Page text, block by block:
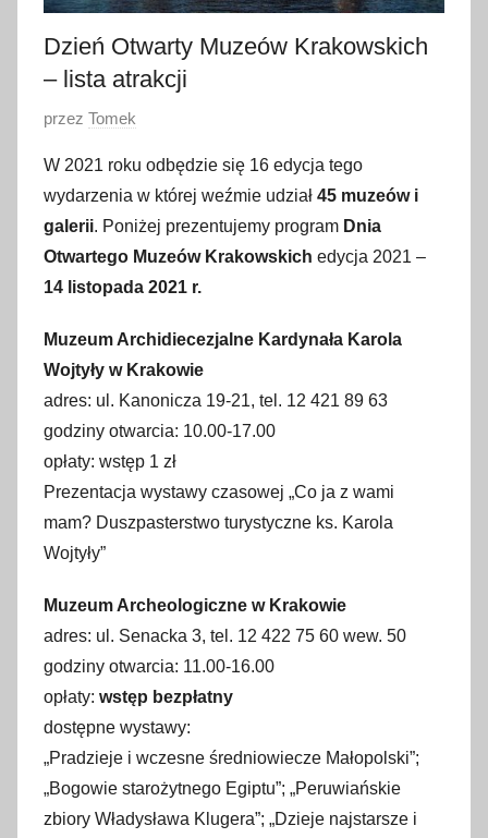
Dzień Otwarty Muzeów Krakowskich
– lista atrakcji
O
u
b
l
i
k
w
a
n
o
1
4
l
i
t
o
2
0
2
przez Tomek
W 2021 roku odbędzie się 16 edycja tego
wydarzenia w której weźmie udział 45 muzeów i
galerii. Poniżej prezentujemy program Dnia
Otwartego Muzeów Krakowskich edycja 2021 –
14 listopada 2021 r.
Muzeum Archidiecezjalne Kardynała Karola
Wojtyły w Krakowie
adres: ul. Kanonicza 19-21, tel. 12 421 89 63
godziny otwarcia: 10.00-17.00
opłaty: wstęp 1 zł
Prezentacja wystawy czasowej „Co ja z wami
mam? Duszpasterstwo turystyczne ks. Karola
Wojtyły”
Muzeum Archeologiczne w Krakowie
adres: ul. Senacka 3, tel. 12 422 75 60 wew. 50
godziny otwarcia: 11.00-16.00
opłaty: wstęp bezpłatny
dostępne wystawy:
„Pradzieje i wczesne średniowiecze Małopolski”;
„Bogowie starożytnego Egiptu”; „Peruwiańskie
zbiory Władysława Klugera”; „Dzieje najstarsze i